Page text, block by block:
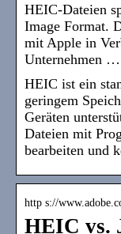
HEIC-Dateien
Image Format.
mit Apple in
Unternehmen …
HEIC ist ein
geringem
Geräten
Dateien mit
bearbeiten und
http s://
HEIC vs.